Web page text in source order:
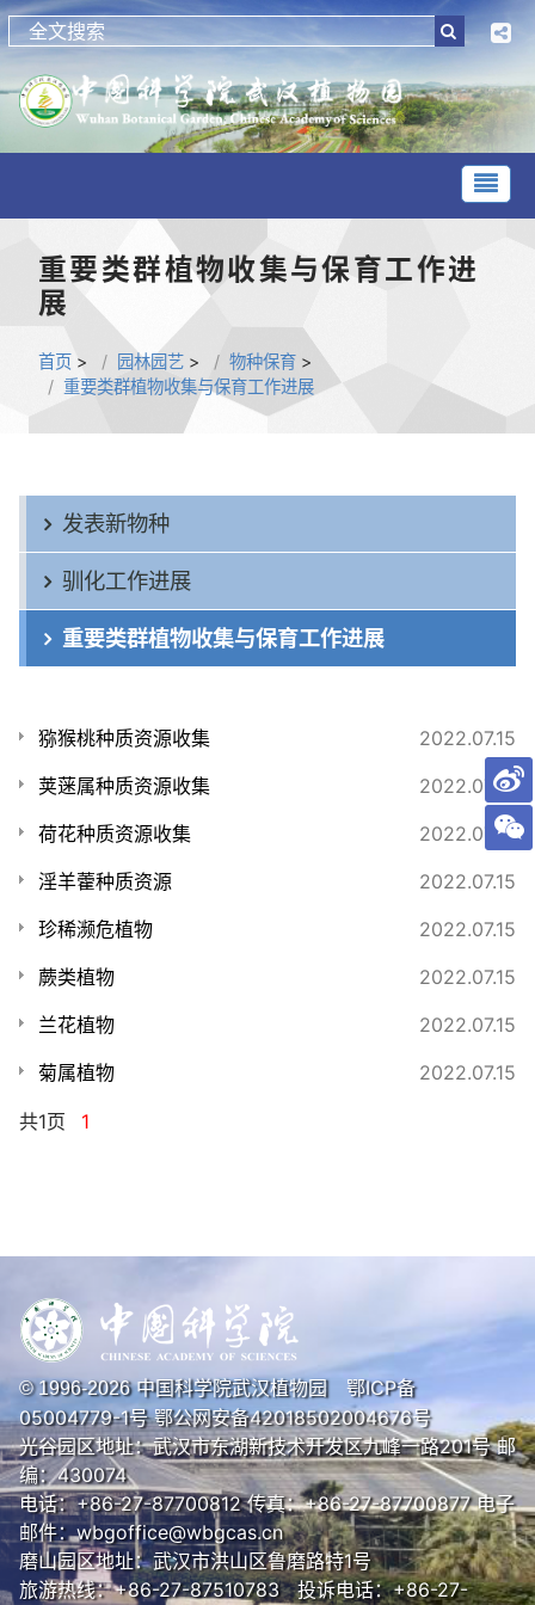
重要类群植物收集与保育工作进
展
首页 > 园林园艺 > 物种保育 >
重要类群植物收集与保育工作进展
发表新物种
驯化工作进展
重要类群植物收集与保育工作进展
2022.07.15
猕猴桃种质资源收集
2022.07.15
荚蒾属种质资源收集
2022.07.15
荷花种质资源收集
2022.07.15
淫羊藿种质资源
2022.07.15
珍稀濒危植物
2022.07.15
蕨类植物
2022.07.15
兰花植物
2022.07.15
菊属植物
共1页 1
© 1996-2026中国科学院武汉植物园 鄂ICP备
05004779-1号鄂公网安备42018502004676号
光谷园区地址：武汉市东湖新技术开发区九峰一路201号 邮
编：430074
电话：+86-27-87700812 传真：+86-27-87700877 电子
邮件：wbgoffice@wbgcas.cn
磨山园区地址：武汉市洪山区鲁磨路特1号
旅游热线：+86-27-87510783 投诉电话：+86-27-